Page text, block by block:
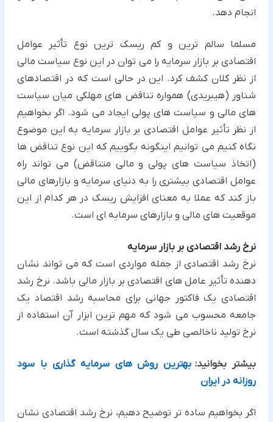
انجام دهد.
مسلما سالم ترین و کم ریسک ترین نوع تأثیر عوامل
اقتصادی بر بازار سرمایه را می توان در این نوع سیاست مالی
از نظر کلان کشف کرد. این در حالی است که در اقتصادهای
شناور (هیبریدی) همواره تناقض های مهلکی میان سیاست
های مالی و سیاست های پولی ایجاد می شود. اگر بخواهیم
از نظر تأثیر عوامل اقتصادی بر بازار سرمایه به این موضوع
نگاه کنیم می توانیم اینگونه بگوییم که این نوع تناقض ها
(اتخاذ سیاست های پولی و مالی متناقض) می تواند راه
عوامل اقتصادی بیشتری را به دنیای سرمایه و بازارهای مالی
باز کند که عملا به معنای افزایش ریسک در هر کدام از این
موقعیت های مالی و بازارهای سرمایه ای است.
نرخ رشد اقتصادی بر بازار سرمایه
نرخ رشد اقتصادی از جمله مواردی است که می تواند نشان
دهنده تأثیر عامل های اقتصادی بر بازار مالی باشد. نرخ رشد
اقتصادی یک فاکتور جهانی برای محاسبه رشد اقتصاد یک
جامعه محسوب می شود که مهم ترین ابزار آن استفاده از
نرخ تولید ناخالصی طی یک سال گذشته است.
بیشتر بخوانید: بهترین روش های سرمایه گذاری با سود
روزانه در ایران
اگر بخواهیم ساده تر توضیح دهیم، نرخ رشد اقتصادی نشان